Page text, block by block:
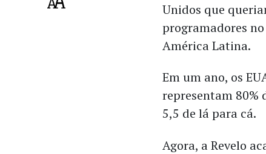
Unidos que
programadores
América Latina.
Em um ano, os
representam
5,5 de lá para cá.
Agora, a Revelo